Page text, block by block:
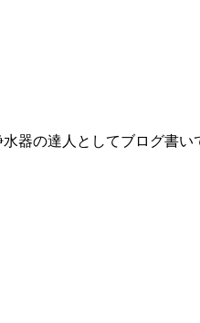
器の達人としてブログ書